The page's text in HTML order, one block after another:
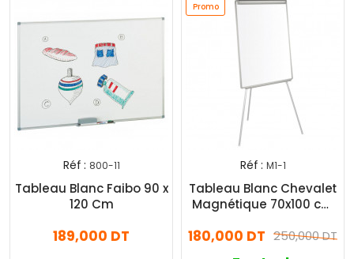
Réf : 800-11
Tableau Blanc Faibo 90 x
120 Cm
189,000 DT
Promo
Réf : M1-1
Tableau Blanc Chevalet
Magnétique 70x100 cm
250,000 DT
180,000 DT